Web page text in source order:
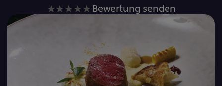
Keine
Bewertungen
recipe
abgegeben
Bewertung senden